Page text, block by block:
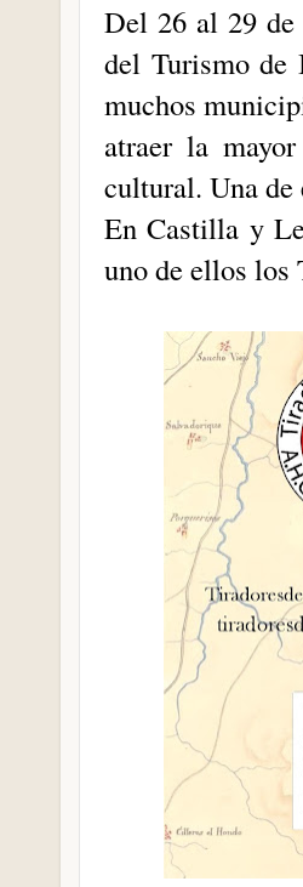
Del 26 al 29 de
del Turismo de
muchos
atraer la
cultural. Una de
En Castilla y
uno de ellos los